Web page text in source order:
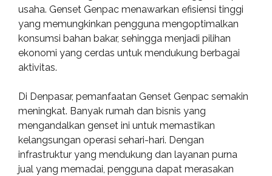
usaha. Genset Genpac menawarkan efisiensi tinggi
yang memungkinkan pengguna mengoptimalkan
konsumsi bahan bakar, sehingga menjadi pilihan
ekonomi yang cerdas untuk mendukung berbagai
aktivitas.
Di Denpasar, pemanfaatan Genset Genpac semakin
meningkat. Banyak rumah dan bisnis yang
mengandalkan genset ini untuk memastikan
kelangsungan operasi sehari-hari. Dengan
infrastruktur yang mendukung dan layanan purna
jual yang memadai, pengguna dapat merasakan